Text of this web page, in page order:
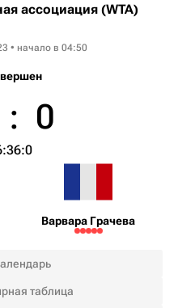
ассоциация (WTA)
• начало в 04:50
: 0
6:0
Варвара Грачева
таблица